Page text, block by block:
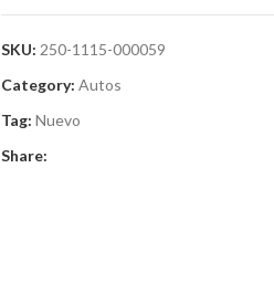
SKU: 250-1115-000059
Category: Autos
Tag: Nuevo
Share: